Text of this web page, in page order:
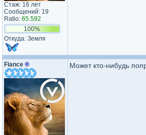
Стаж: 16 лет
Сообщений: 19
Ratio: 65.592
100%
Откуда: Земля
Fiance ® Может кто-нибудь